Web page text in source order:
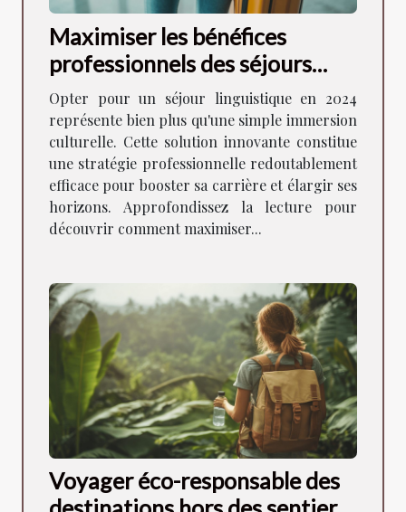
Maximiser les bénéfices
professionnels des séjours
linguistiques en 2024
Opter pour un séjour linguistique en 2024
représente bien plus qu'une simple immersion
culturelle. Cette solution innovante constitue
une stratégie professionnelle redoutablement
efficace pour booster sa carrière et élargir ses
horizons. Approfondissez la lecture pour
découvrir comment maximiser...
Voyager éco-responsable des